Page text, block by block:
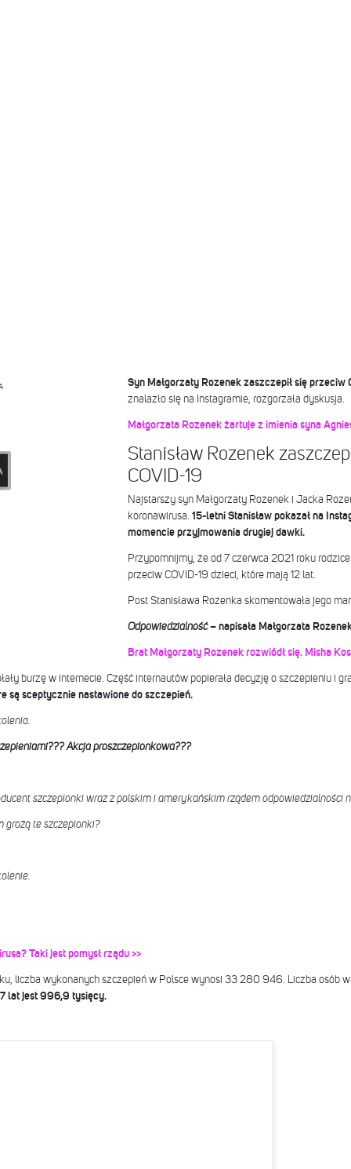
Syn Małgorzaty Rozenek zaszczepił się przeciw
znalazło się na Instagramie, rozgorzała dyskusja.
Małgorzata Rozenek żartuje z imienia syna
Stanisław Rozenek
COVID-19
Najstarszy syn Małgorzaty Rozenek i Jacka
koronawirusa. 15-letni Stanisław pokazał na
momencie przyjmowania drugiej dawki.
Przypomnijmy, że od 7 czerwca 2021 roku
przeciw COVID-19 dzieci, które mają 12 lat.
Post Stanisława Rozenka skomentowała jego
Odpowiedzialność– napisała Małgorzata
Brat Małgorzaty Rozenek rozwiódł się. Misha
burzę w internecie. Część internautów popierała decyzję o szczepieniu i
są sceptycznie nastawione do szczepień.
Akcja proszczepionkowa???
szczepionki wraz z polskim i amerykańskim rządem odpowiedzialności
grożą te szczepionki?
Taki jest pomysł rządu >>
liczba wykonanych szczepień w Polsce wynosi 33 280 946. Liczba osób
lat jest 996,9 tysięcy.